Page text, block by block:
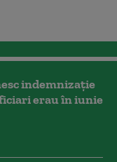
indemnizaţie
erau în iunie